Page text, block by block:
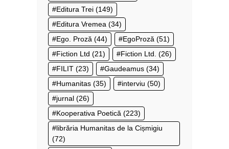
Editura Trei (149)
Editura Vremea (34)
Ego. Proză (44) EgoProză (51)
Fiction Ltd (21) Fiction Ltd. (26)
FILIT (23) Gaudeamus (34)
Humanitas (35) interviu (50)
jurnal (26)
Kooperativa Poetică (223)
librăria Humanitas de la Cișmigiu
(72)